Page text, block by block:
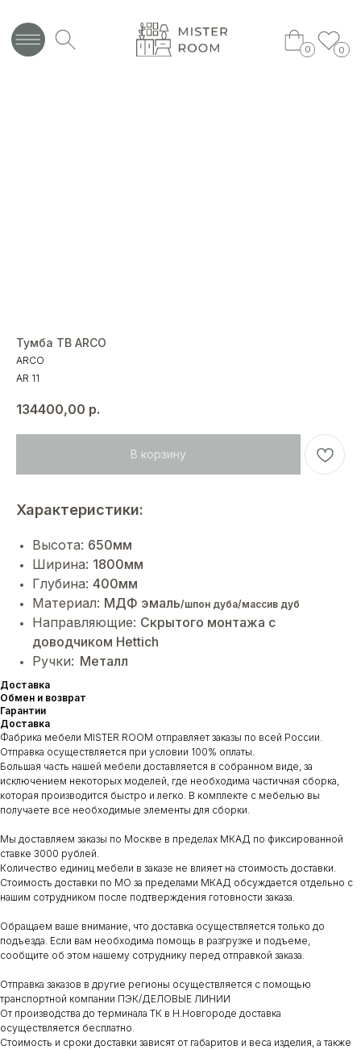
0
Тумба ТВ ARCO
ARCO
AR 11
134400,00 р.
В корзину
Характеристики:
Высота: 650мм
Ширина: 1800мм
Глубина: 400мм
Материал: МДФ эмаль/шпон дуба/массив дуб
Направляющие: Cкрытого монтажа с
доводчиком Hettich
Ручки: Металл
Доставка
Обмен и возврат
Гарантии
Доставка
Фабрика мебели MISTER ROOM отправляет заказы по всей России.
Отправка осуществляется при условии 100% оплаты.
Большая часть нашей мебели доставляется в собранном виде, за
исключением некоторых моделей, где необходима частичная сборка,
которая производится быстро и легко. В комплекте с мебелью вы
получаете все необходимые элементы для сборки.
Мы доставляем заказы по Москве в пределах МКАД по фиксированной
ставке 3000 рублей.
Количество единиц мебели в заказе не влияет на стоимость доставки.
Стоимость доставки по МО за пределами МКАД обсуждается отдельно с
нашим сотрудником после подтверждения готовности заказа.
Обращаем ваше внимание, что доставка осуществляется только до
подъезда. Если вам необходима помощь в разгрузке и подъеме,
сообщите об этом нашему сотруднику перед отправкой заказа.
Отправка заказов в другие регионы осуществляется с помощью
транспортной компании ПЭК/ДЕЛОВЫЕ ЛИНИИ
От производства до терминала ТК в Н.Новгороде доставка
осуществляется бесплатно.
Стоимость и сроки доставки зависят от габаритов и веса изделия, а также